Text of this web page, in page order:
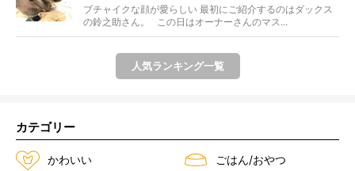
り】
ブチャイクな顔が愛らしい 最初にご紹介するのはダックス
の鈴之助さん。 この日はオーナーさんのマス...
人気ランキング一覧
カテゴリー
かわいい ごはん/おやつ